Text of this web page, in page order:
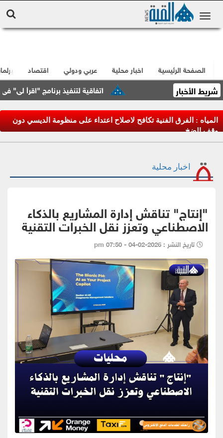
الصفحة الرئيسية اخبار محلية عربي ودولي اقتصاد
شريط الأخبار اتفاقية لتنفيذ برنامج "اقرأ لي" في
المياه : الفرق الفنية تكافح لاصلاح اعتداء على منظومة الديسي دون
وقف الضخ
اخبار محلية
"إنتاج" تناقش إدارة المشاريع بالذكاء
الاصطناعي وتعزز نقل الخبرات التقنية
تاريخ النشر : 2026-02-04 - 07:50 pm